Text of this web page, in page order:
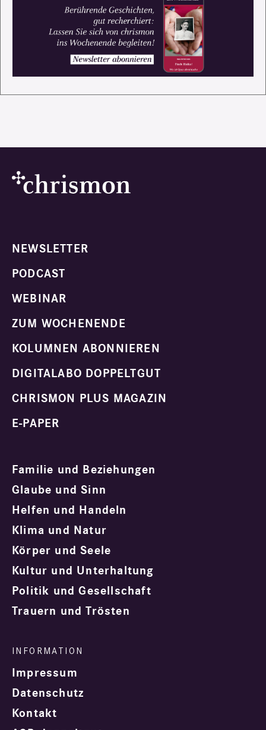
NEWSLETTER
PODCAST
WEBINAR
ZUM WOCHENENDE
KOLUMNEN ABONNIEREN
DIGITALABO DOPPELTGUT
CHRISMON PLUS MAGAZIN
E-PAPER
Familie und Beziehungen
Glaube und Sinn
Helfen und Handeln
Klima und Natur
Körper und Seele
Kultur und Unterhaltung
Politik und Gesellschaft
Trauern und Trösten
Impressum
Datenschutz
Kontakt